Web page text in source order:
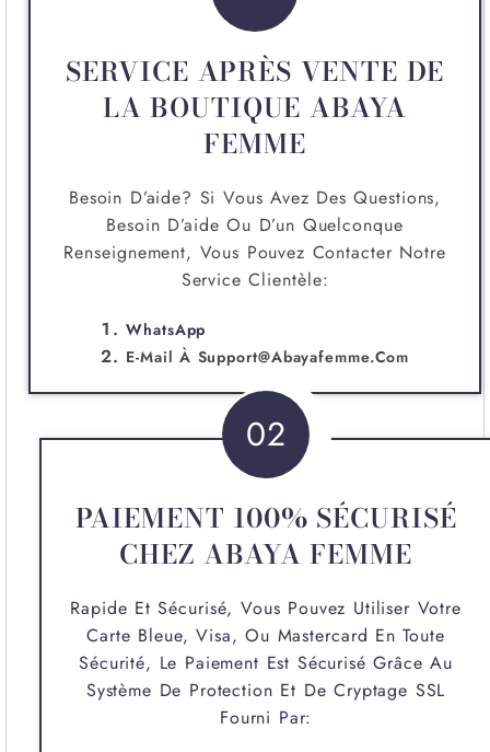
SERVICE APRÈS VENTE DE
LA BOUTIQUE ABAYA
FEMME
Besoin D’aide? Si Vous Avez Des Questions,
Besoin D’aide Ou D’un Quelconque
Renseignement, Vous Pouvez Contacter Notre
Service Clientèle:
WhatsApp
E-Mail À Support@abayafemme.com
02
PAIEMENT 100% SÉCURISÉ
CHEZ ABAYA FEMME
Rapide Et Sécurisé, Vous Pouvez Utiliser Votre
Carte Bleue, Visa, Ou Mastercard En Toute
Sécurité, Le Paiement Est Sécurisé Grâce Au
Système De Protection Et De Cryptage SSL
Fourni Par: